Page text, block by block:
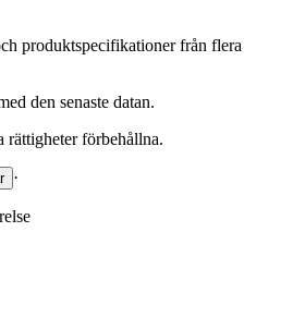
produktspecifikationer från flera
den senaste datan.
rättigheter förbehållna.
·